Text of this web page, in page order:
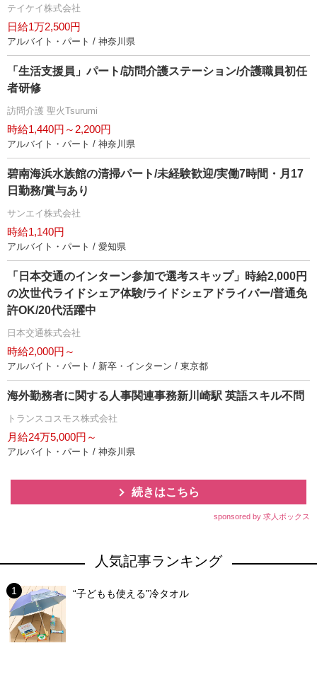
テイケイ株式会社
日給1万2,500円
アルバイト・パート / 神奈川県
「生活支援員」パート/訪問介護ステーション/介護職員初任
者研修
訪問介護 聖火Tsurumi
時給1,440円～2,200円
アルバイト・パート / 神奈川県
碧南海浜水族館の清掃パート/未経験歓迎/実働7時間・月17
日勤務/賞与あり
サンエイ株式会社
時給1,140円
アルバイト・パート / 愛知県
「日本交通のインターン参加で選考スキップ」時給2,000円
の次世代ライドシェア体験/ライドシェアドライバー/普通免
許OK/20代活躍中
日本交通株式会社
時給2,000円～
アルバイト・パート / 新卒・インターン / 東京都
海外勤務者に関する人事関連事務新川崎駅 英語スキル不問
トランスコスモス株式会社
月給24万5,000円～
アルバイト・パート / 神奈川県
続きはこちら
sponsored by 求人ボックス
人気記事ランキング
“子どもも使える”冷タオル